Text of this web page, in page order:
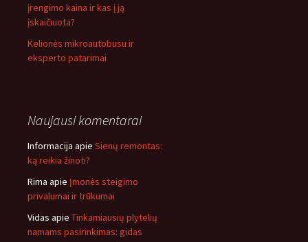
įrengimo kaina ir kas į ją
įskaičiuota?
Kelionės mikroautobusu ir
eksperto patarimai
Naujausi komentarai
Informacija apie Sienų remontas:
ką reikia žinoti?
Rima apie Įmonės steigimo
privalumai ir trūkumai
Vidas apie Tinkamiausių plytelių
namams pasirinkimas: gidas